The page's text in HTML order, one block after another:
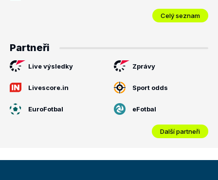
Celý seznam
Partneři
Live výsledky Zprávy
Livescore.in Sport odds
EuroFotbal eFotbal
Další partneři